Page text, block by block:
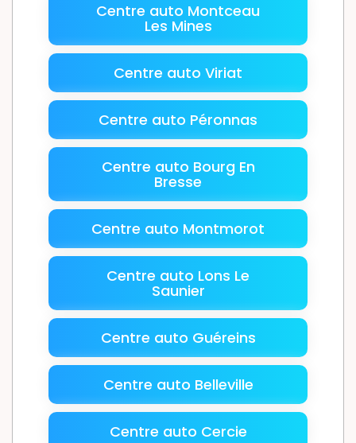
Centre auto Montceau
Les Mines
Centre auto Viriat
Centre auto Péronnas
Centre auto Bourg En
Bresse
Centre auto Montmorot
Centre auto Lons Le
Saunier
Centre auto Guéreins
Centre auto Belleville
Centre auto Cercie